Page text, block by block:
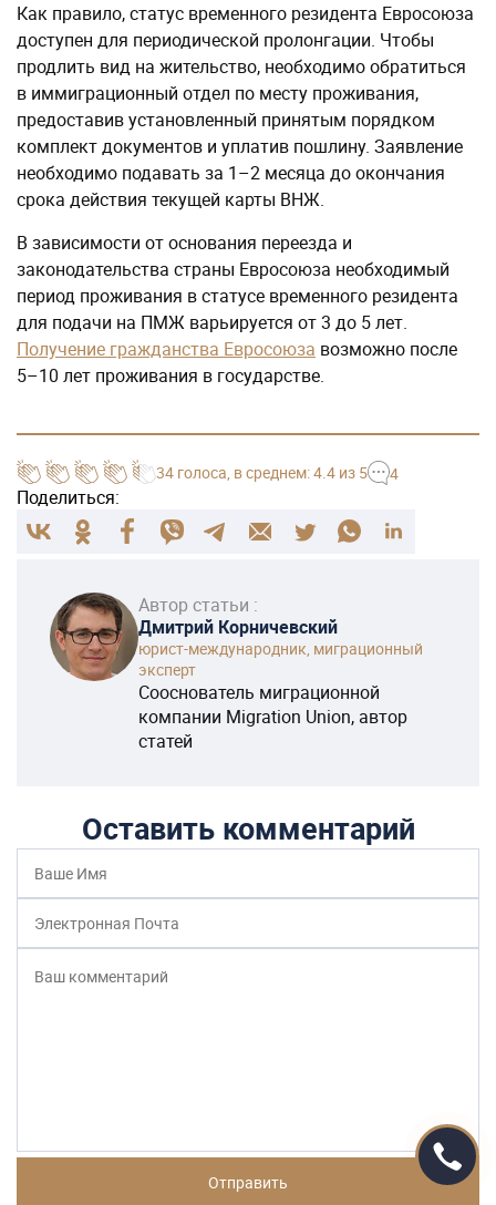
Как правило, статус временного резидента Евросоюза
доступен для периодической пролонгации. Чтобы
продлить вид на жительство, необходимо обратиться
в иммиграционный отдел по месту проживания,
предоставив установленный принятым порядком
комплект документов и уплатив пошлину. Заявление
необходимо подавать за 1–2 месяца до окончания
срока действия текущей карты ВНЖ.
В зависимости от основания переезда и
законодательства страны Евросоюза необходимый
период проживания в статусе временного резидента
для подачи на ПМЖ варьируется от 3 до 5 лет.
Получение гражданства Евросоюза возможно после
5–10 лет проживания в государстве.
34 голоса, в среднем:4.4 из 5 4
Поделиться:
Автор статьи :
Дмитрий Корничевский
юрист-международник, миграционный
эксперт
Сооснователь миграционной
компании Migration Union, автор
статей
Оставить комментарий